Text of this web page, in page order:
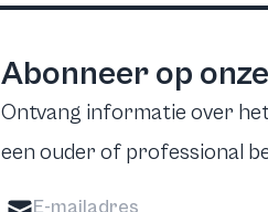
Abonneer op
Ontvang informatie over
een ouder of professional